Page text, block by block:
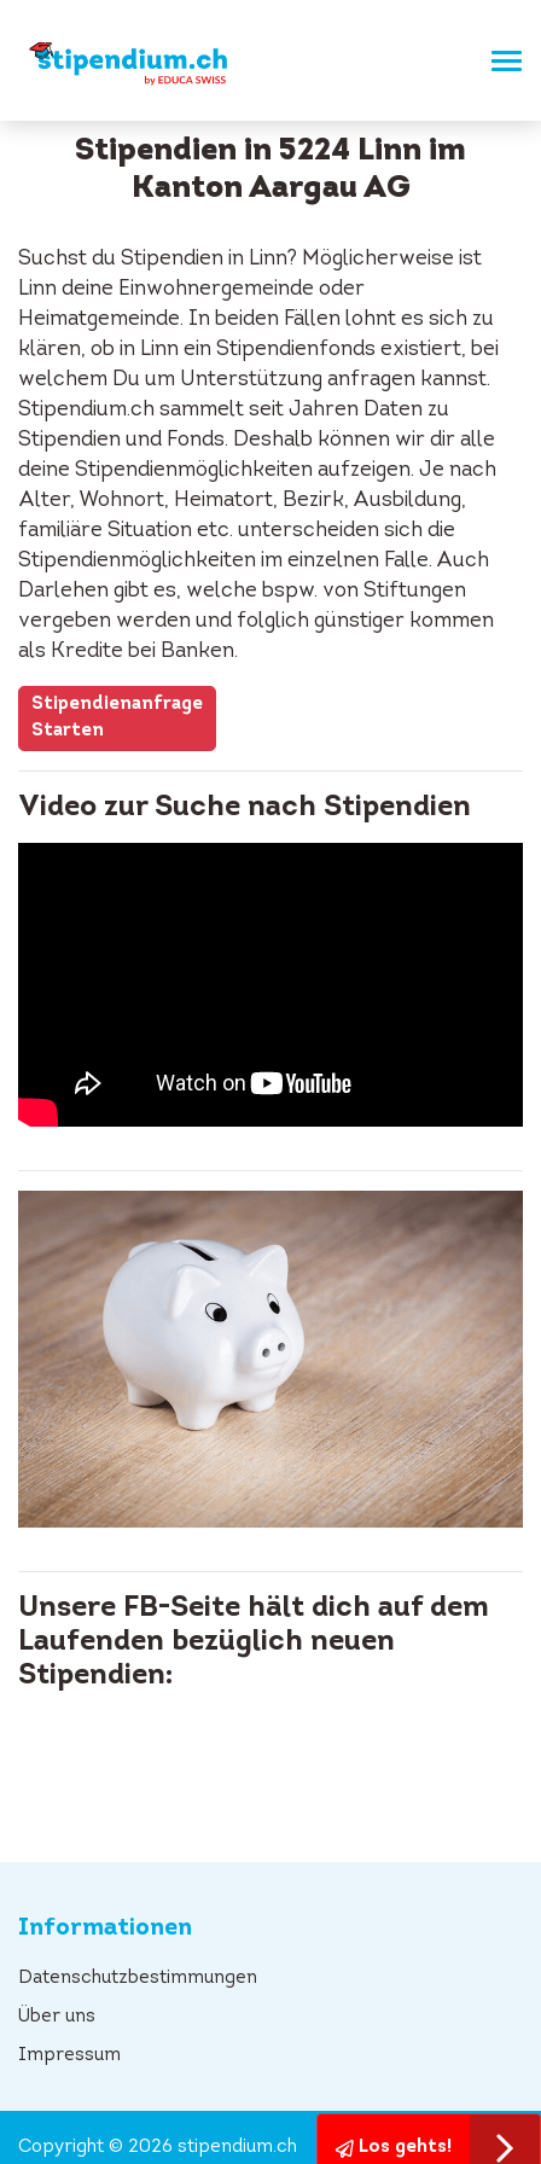
Stipendien in 5224 Linn im
Kanton Aargau AG
Suchst du Stipendien in Linn? Möglicherweise ist
Linn deine Einwohnergemeinde oder
Heimatgemeinde. In beiden Fällen lohnt es sich zu
klären, ob in Linn ein Stipendienfonds existiert, bei
welchem Du um Unterstützung anfragen kannst.
Stipendium.ch sammelt seit Jahren Daten zu
Stipendien und Fonds. Deshalb können wir dir alle
deine Stipendienmöglichkeiten aufzeigen. Je nach
Alter, Wohnort, Heimatort, Bezirk, Ausbildung,
familiäre Situation etc. unterscheiden sich die
Stipendienmöglichkeiten im einzelnen Falle. Auch
Darlehen gibt es, welche bspw. von Stiftungen
vergeben werden und folglich günstiger kommen
als Kredite bei Banken.
Stipendienanfrage
Starten
Video zur Suche nach Stipendien
Unsere FB-Seite hält dich auf dem
Laufenden bezüglich neuen
Stipendien:
Informationen
Datenschutzbestimmungen
Über uns
Impressum
Los gehts!
Copyright © 2026 stipendium.ch